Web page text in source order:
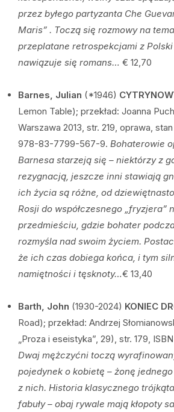
przez byłego partyzanta Che
Maris” . Toczą się rozmowy na
przeplatane retrospekcjami z
nawiązuje się romans… € 12,70
Barnes, Julian (*1946)
Lemon Table); przekład: Joanna
Warszawa 2013, str. 219, oprawa,
978-83-7799-567-9. Bohaterowie
Barnesa starzeją się – niektórzy z
rezygnacją, jeszcze inni stawiają
ich życia są różne, od
Rosji do współczesnego „fryzjera”
przedmieściu, gdzie bohater
rozmyśla nad swoim życiem.
że ich czas dobiega końca, i tym
namiętności i tęsknoty…€ 13,40
Barth, John (1930-2024) KONIEC
Road); przekład: Andrzej
„Proza i eseistyka”, 29), str. 179,
Dwaj mężczyćni toczą
pojedynek o kobietę – żonę
z nich. Historia klasycznego
fabuły – obaj rywale mają kłopoty